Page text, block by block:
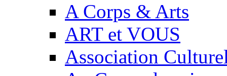
A Corps & Arts
ART et VOUS
Association